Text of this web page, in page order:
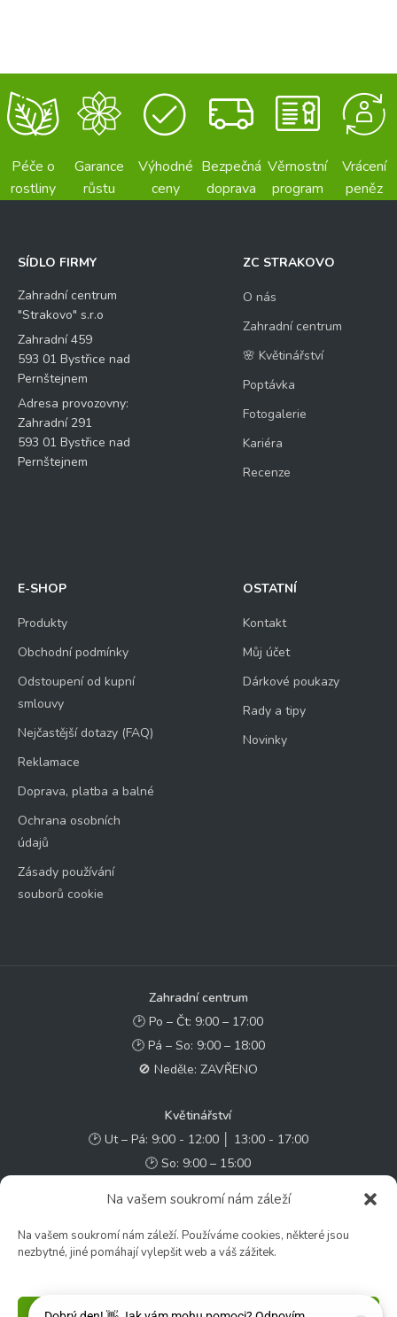
Na vašem soukromí nám záleží
Na vašem soukromí nám záleží. Používáme cookies, některé jsou
nezbytné, jiné pomáhají vylepšit web a váš zážitek.
Péče o
rostliny
Garance
růstu
Výhodné
ceny
Bezpečná
doprava
Věrnostní
program
Vrácení
peněz
SÍDLO FIRMY
Zahradní centrum
"Strakovo" s.r.o
Zahradní 459
593 01 Bystřice nad
Pernštejnem
Adresa provozovny:
Zahradní 291
593 01 Bystřice nad
Pernštejnem
ZC STRAKOVO
O nás
Zahradní centrum
🌸 Květinářství
Poptávka
Fotogalerie
Kariéra
Recenze
E-SHOP
Produkty
Obchodní podmínky
Odstoupení od kupní
smlouvy
Nejčastější dotazy (FAQ)
Reklamace
Doprava, platba a balné
Ochrana osobních
údajů
Zásady používání
souborů cookie
OSTATNÍ
Kontakt
Můj účet
Dárkové poukazy
Rady a tipy
Novinky
Zahradní centrum
🕑 Po – Čt: 9:00 – 17:00
🕑 Pá – So: 9:00 – 18:00
🚫 Neděle: ZAVŘENO
Květinářství
🕑 Ut – Pá: 9:00 - 12:00 │ 13:00 - 17:00
🕑 So: 9:00 – 15:00
Rychlý kontakt:
✉️ e-shop@zcstrakovo.cz
Sledujte nás: